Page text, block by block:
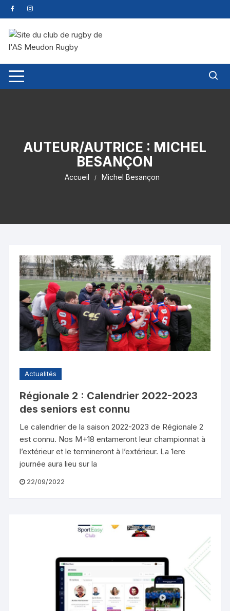
AUTEUR/AUTRICE : MICHEL
BESANÇON
Accueil Michel Besançon
Actualités
Régionale 2 : Calendrier 2022-2023
des seniors est connu
Le calendrier de la saison 2022-2023 de Régionale 2
est connu. Nos M+18 entameront leur championnat à
l’extérieur et le termineront à l’extérieur. La 1ere
journée aura lieu sur la
22/09/2022